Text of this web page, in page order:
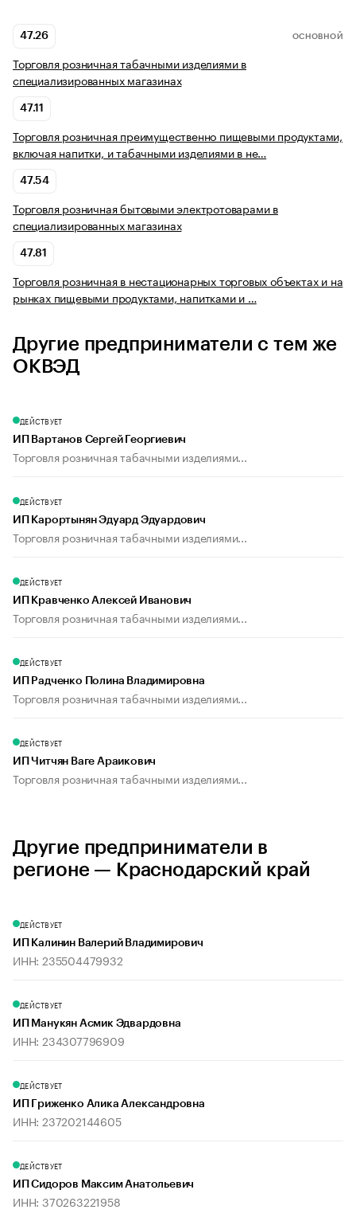
47.26 ОСНОВНОЙ
Торговля розничная табачными изделиями в
специализированных магазинах
47.11
Торговля розничная преимущественно пищевыми продуктами,
включая напитки, и табачными изделиями в не…
47.54
Торговля розничная бытовыми электротоварами в
специализированных магазинах
47.81
Торговля розничная в нестационарных торговых объектах и на
рынках пищевыми продуктами, напитками и …
Другие предприниматели с тем же
ОКВЭД
ДЕЙСТВУЕТ
ИП Вартанов Сергей Георгиевич
Торговля розничная табачными изделиями...
ДЕЙСТВУЕТ
ИП Карортынян Эдуард Эдуардович
Торговля розничная табачными изделиями...
ДЕЙСТВУЕТ
ИП Кравченко Алексей Иванович
Торговля розничная табачными изделиями...
ДЕЙСТВУЕТ
ИП Радченко Полина Владимировна
Торговля розничная табачными изделиями...
ДЕЙСТВУЕТ
ИП Читчян Ваге Араикович
Торговля розничная табачными изделиями...
Другие предприниматели в
регионе — Краснодарский край
ДЕЙСТВУЕТ
ИП Калинин Валерий Владимирович
ИНН: 235504479932
ДЕЙСТВУЕТ
ИП Манукян Асмик Эдвардовна
ИНН: 234307796909
ДЕЙСТВУЕТ
ИП Гриженко Алика Александровна
ИНН: 237202144605
ДЕЙСТВУЕТ
ИП Сидоров Максим Анатольевич
ИНН: 370263221958